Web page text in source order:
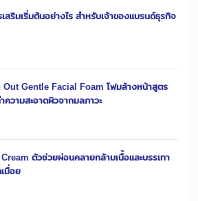
สริมเริ่มต้นอย่างไร สำหรับเจ้าของแบรนด์ธุรกิจ
Gentle Facial Foam โฟมล้างหน้าสูตร
ความสะอาดผิวจากมลภาวะ
ตัวช่วยผ่อนคลายกล้ามเนื้อและบรรเทา
มื่อย